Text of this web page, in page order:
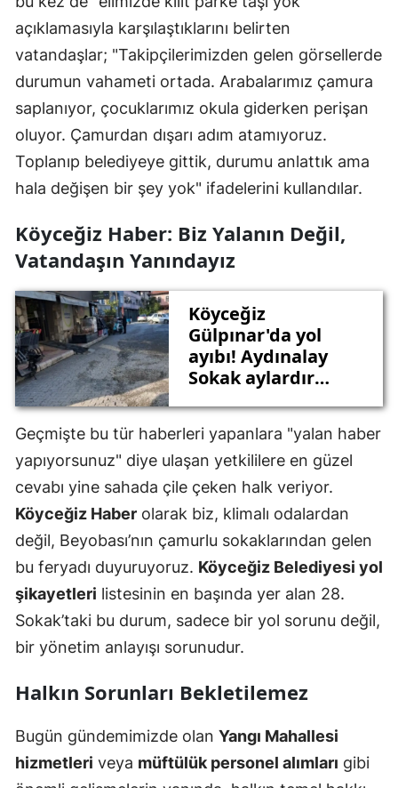
açıklamasıyla karşılaştıklarını belirten
vatandaşlar; "Takipçilerimizden gelen görsellerde
durumun vahameti ortada. Arabalarımız çamura
saplanıyor, çocuklarımız okula giderken perişan
oluyor. Çamurdan dışarı adım atamıyoruz.
Toplanıp belediyeye gittik, durumu anlattık ama
hala değişen bir şey yok" ifadelerini kullandılar.
Köyceğiz Haber: Biz Yalanın Değil,
Vatandaşın Yanındayız
Köyceğiz
Gülpınar'da yol
ayıbı! Aydınalay
Sokak aylardır
Geçmişte bu tür haberleri yapanlara "yalan haber
yapıyorsunuz" diye ulaşan yetkililere en güzel
cevabı yine sahada çile çeken halk veriyor.
Köyceğiz Haber olarak biz, klimalı odalardan
değil, Beyobası’nın çamurlu sokaklarından gelen
bu feryadı duyuruyoruz. Köyceğiz Belediyesi yol
şikayetleri listesinin en başında yer alan 28.
Sokak’taki bu durum, sadece bir yol sorunu değil,
bir yönetim anlayışı sorunudur.
Halkın Sorunları Bekletilemez
Bugün gündemimizde olan Yangı Mahallesi
hizmetleri veya müftülük personel alımları gibi